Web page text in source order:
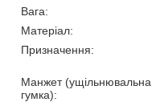
Вага:
Матеріал:
Призначення:
Манжет (ущільнювальна
гумка):